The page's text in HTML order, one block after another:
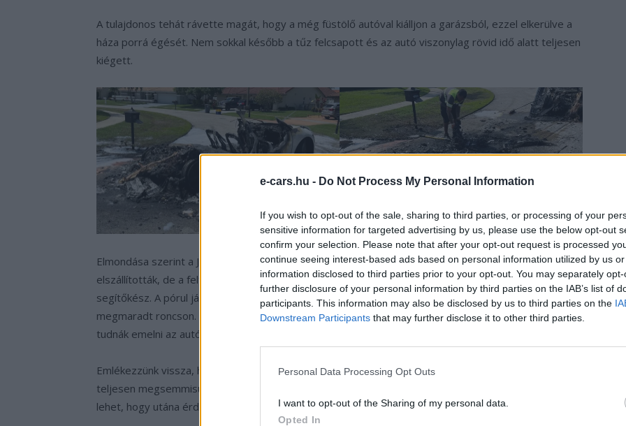
e-cars.hu - Do Not Process My Personal Information
If you wish to opt-out of the sale, sharing to third parties, or processing of your
sensitive information for targeted advertising by us, please use the below opt-out
confirm your selection. Please note that after your opt-out request is processed
continue seeing interest-based ads based on personal information utilized by us
information disclosed to third parties prior to your opt-out. You may separately
further disclosure of your personal information by third parties on the IAB’s list of
participants. This information may also be disclosed by us to third parties on the
Downstream Participants that may further disclose it to other third parties.
Personal Data Processing Opt Outs
I want to opt-out of the Sharing of my personal data.
Opted In
A tulajdonos tehát rávette magát, hogy a még füstölő autóval kiálljon a garázsból, ezzel elkerülve a
háza porrá égését. Nem sokkal később a tűz felcsapott és az autó viszonylag rövid idő alatt teljesen
kiégett.
Elmondása szerint a Jaguar nem nagyon kerített nagy feneket az ügynek. A roncsot ugyan
elszállították, de a feltakarítást már a pórul járt tulajra bízták. Szerinte a Jaguar egyáltalán nem volt
segítőkész. A pórul járt tulajdonos azt állította, hogy a Jaguarnak saját vizsgálatot kell végezniük a
megmaradt roncson. Viszont az ismételt gyulladás veszélye miatt nem találnak olyan helyet, ahol fel
tudnák emelni az autót, ezért a
Emlékezzünk vissza, hogy 2021. október végénSzékesfehérváron is kigyulladt
teljesen megsemmisült egy Jaguar I-Pace. Egyelőre nem tudjuk, hogy mi lett abból a tűzesetből, de
lehet, hogy utána érdeklődünk.